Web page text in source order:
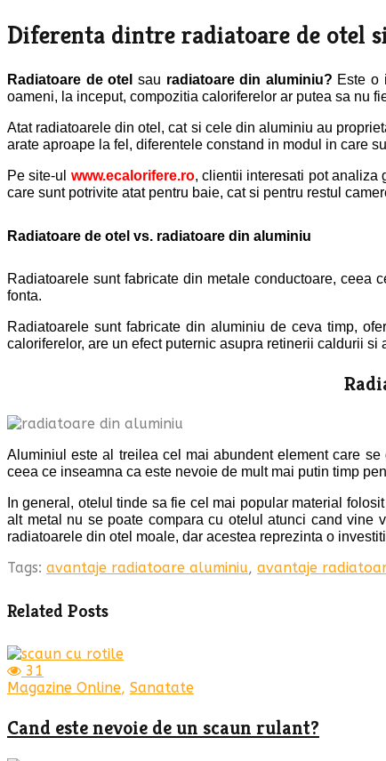
Diferenta dintre radiatoare de otel
Radiatoare deotel sau radiatoaredin aluminiu? Este o
oameni, la inceput, compozitia caloriferelor ar putea sa nu
Atat radiatoarele din otel, cat si cele din aluminiu au
arate aproape la fel, diferentele constand in modul in care
Pe site-ul www.ecalorifere.ro, clientii interesati pot analiza
care sunt potrivite atat pentru baie, cat si pentru restul
Radiatoare de otel vs. radiatoare din aluminiu
Radiatoarele sunt fabricate din metale conductoare, ceea
fonta.
Radiatoarele sunt fabricate din aluminiu de ceva timp,
caloriferelor, are un efect puternic asupra retinerii caldurii
Aluminiul este al treilea cel mai abundent element care
ceea ce inseamna ca este nevoie de mult mai putin timp
In general, otelul tinde sa fie cel mai popular material
alt metal nu se poate compara cu otelul atunci cand vine
radiatoarele din otel moale, dar acestea reprezinta o
Tags: avantaje radiatoare aluminiu, avantaje
Related Posts
31
Magazine Online, Sanatate
Cand este nevoie de un scaun rulant?